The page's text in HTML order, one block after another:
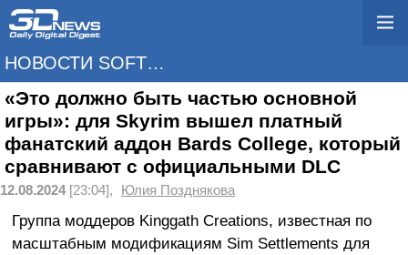
НОВОСТИ SOFTWARE
«Это должно быть частью основной
игры»: для Skyrim вышел платный
фанатский аддон Bards College, который
сравнивают с официальными DLC
12.08.2024[23:04], Юлия Позднякова
Группа моддеров Kinggath Creations, известная по
масштабным модификациям Sim Settlements для